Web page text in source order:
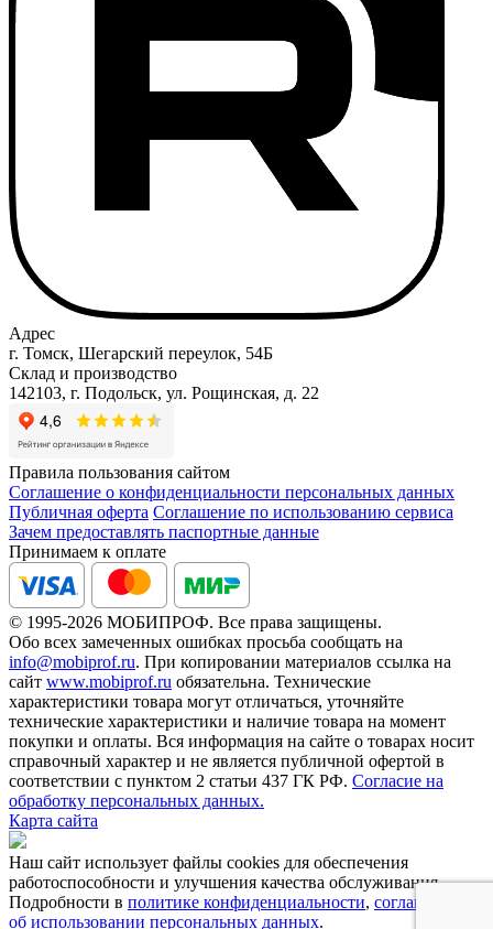
Адрес
г. Томск, Шегарский переулок, 54Б
Склад и производство
142103, г. Подольск, ул. Рощинская, д. 22
Правила пользования сайтом
Соглашение о конфиденциальности персональных данных
Публичная оферта Соглашение по использованию сервиса
Зачем предоставлять паспортные данные
Принимаем к оплате
© 1995-2026 МОБИПРОФ. Все права защищены.
Обо всех замеченных ошибках просьба сообщать на
info@mobiprof.ru. При копировании материалов ссылка на
сайт www.mobiprof.ru обязательна. Технические
характеристики товара могут отличаться, уточняйте
технические характеристики и наличие товара на момент
покупки и оплаты. Вся информация на сайте о товарах носит
справочный характер и не является публичной офертой в
соответствии с пунктом 2 статьи 437 ГК РФ. Согласие на
обработку персональных данных.
Карта сайта
Наш сайт использует файлы cookies для обеспечения
работоспособности и улучшения качества обслуживания.
Подробности в политике конфиденциальности, соглашении
об использовании персональных данных.